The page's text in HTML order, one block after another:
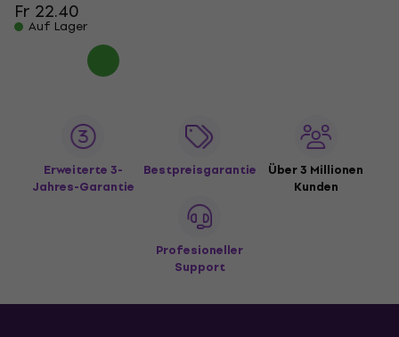
Fr 22.40
Auf Lager
Erweiterte 3-
Jahres-Garantie
Bestpreisgarantie
Über 3 Millionen
Kunden
Profesioneller
Support